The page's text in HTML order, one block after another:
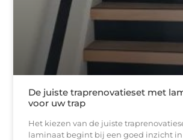
De juiste traprenovatieset met
voor uw trap
Het kiezen van de juiste
laminaat begint bij een goed inzicht